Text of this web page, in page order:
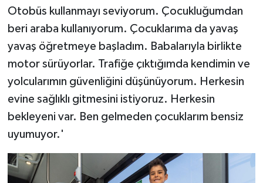
Otobüs kullanmayı seviyorum. Çocukluğumdan
beri araba kullanıyorum. Çocuklarıma da yavaş
yavaş öğretmeye başladım. Babalarıyla birlikte
motor sürüyorlar. Trafiğe çıktığımda kendimin ve
yolcularımın güvenliğini düşünüyorum. Herkesin
evine sağlıklı gitmesini istiyoruz. Herkesin
bekleyeni var. Ben gelmeden çocuklarım bensiz
uyumuyor.'